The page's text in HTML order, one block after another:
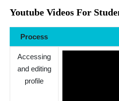
Youtube Videos For
Process
Accessing
and editing
profile